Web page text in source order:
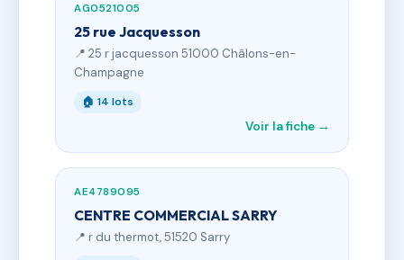
AG0521005
25 rue Jacquesson
📍 25 r jacquesson 51000 Châlons-en-
Champagne
🏠 14 lots
Voir la fiche →
AE4789095
CENTRE COMMERCIAL SARRY
📍 r du thermot, 51520 Sarry